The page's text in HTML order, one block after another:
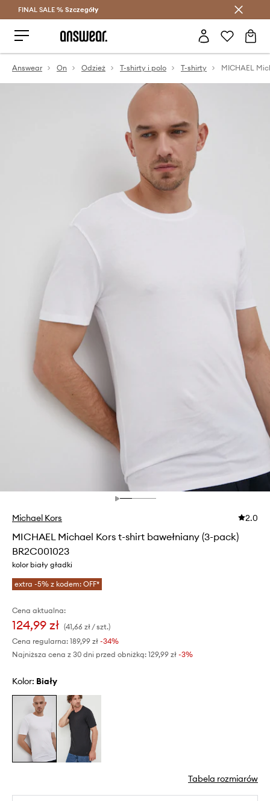
Oszczędzaj z Answear Club >
FINAL SALE % Szczegóły
Answear On Odzież T-shirty i polo T-shirty
Michael Kors 2.0
MICHAEL Michael Kors t-shirt bawełniany (3-pack)
BR2C001023
kolor biały gładki
extra -5% z kodem: OFF*
Cena aktualna:
124,99 zł (41,66 zł / szt.)
Cena regularna: 189,99 zł -34%
Najniższa cena z 30 dni przed obniżką: 129,99 zł -3%
Kolor: biały
Tabela rozmiarów